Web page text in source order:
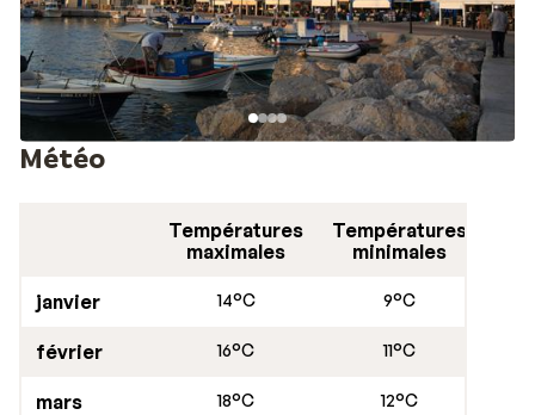
Météo
Températures
maximales
Températures
minimales
janvier 14°C 9°C
février 16°C 11°C
mars 18°C 12°C